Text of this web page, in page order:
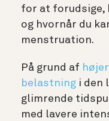
for at forudsige,
og hvornår du
menstruation.
På grund af
belastning i den
glimrende
med lavere